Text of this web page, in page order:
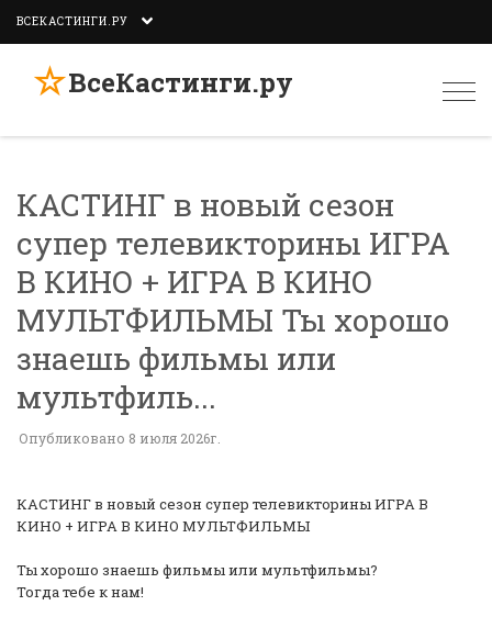
ВСЕКАСТИНГИ.РУ
☆ВсеКастинги.ру
КАСТИНГ в новый сезон
супер телевикторины ИГРА
В КИНО + ИГРА В КИНО
МУЛЬТФИЛЬМЫ️ Ты хорошо
знаешь фильмы или
мультфиль...
Опубликовано 8 июля 2026г.
КАСТИНГ в новый сезон супер телевикторины ИГРА В
КИНО + ИГРА В КИНО МУЛЬТФИЛЬМЫ️
Ты хорошо знаешь фильмы или мультфильмы?
Тогда тебе к нам! ️